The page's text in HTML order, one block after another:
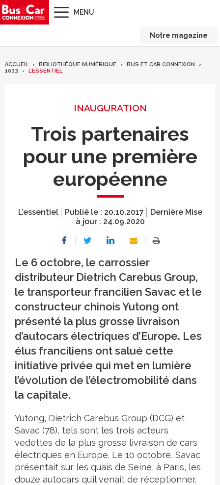
MENU
Notre magazine
ACCUEIL BIBLIOTHÈQUE NUMÉRIQUE
BUS ET CAR CONNEXION
1033
L’ESSENTIEL
INAUGURATION
Trois partenaires
pour une première
européenne
L’essentiel Publié le : 20.10.2017
Dernière Mise
à jour : 24.09.2020
Le 6 octobre, le carrossier
distributeur Dietrich Carebus Group,
le transporteur francilien Savac et le
constructeur chinois Yutong ont
présenté la plus grosse livraison
d’autocars électriques d’Europe. Les
élus franciliens ont salué cette
initiative privée qui met en lumière
l’évolution de l’électromobilité dans
la capitale.
Yutong, Dietrich Carebus Group (DCG) et
Savac (78), tels sont les trois acteurs
vedettes de la plus grosse livraison de cars
électriques en Europe. Le 10 octobre, Savac
présentait sur les quais de Seine, à Paris, les
douze autocars qu’il venait de réceptionner.